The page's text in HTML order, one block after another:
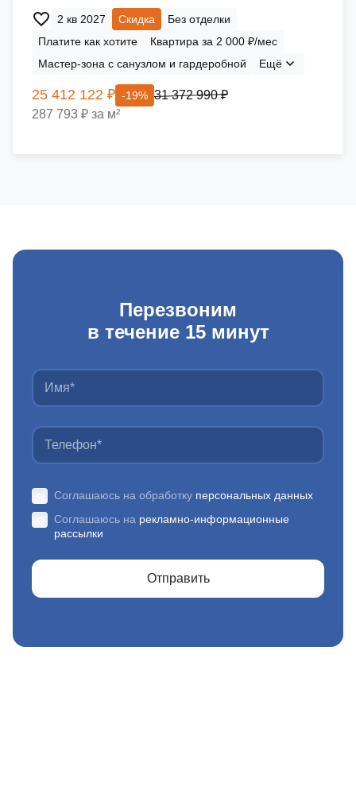
2 кв 2027 Скидка
Без отделки
Платите как хотите
Квартира за 2 000 ₽/мес
Мастер-зона с санузлом и гардеробной
Ещё
25 412 122 ₽ -19% 31 372 990 ₽
287 793 ₽ за м²
Перезвоним
в течение 15 минут
Соглашаюсь на обработку персональных данных
Соглашаюсь на рекламно-информационные
рассылки
Отправить